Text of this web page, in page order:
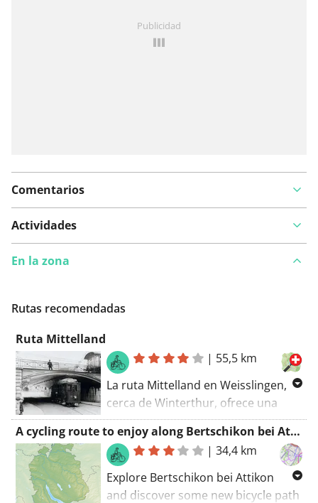
Publicidad
Comentarios
Actividades
En la zona
Rutas recomendadas
Ruta Mittelland
| 55,5 km
La ruta Mittelland en Weisslingen,
cerca de Winterthur, ofrece una
experiencia desafiante en 55,5
kilómetros. Con 454 metros de
elevación, el trazado rural, bien
desarrollado, atraviesa un paisaje
pintoresco. Los puntos destacados
A cycling route to enjoy along Bertschikon bei Attikon
|34,4 km
Explore Bertschikon bei Attikon
and discover some new bicycle path